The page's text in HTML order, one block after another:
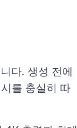
다. 생성 전에
를 충실히 따